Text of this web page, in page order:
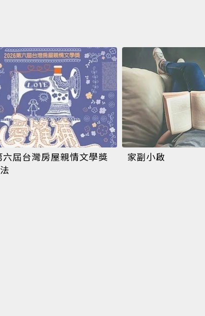
屆台灣房屋親情文學獎
家副小啟